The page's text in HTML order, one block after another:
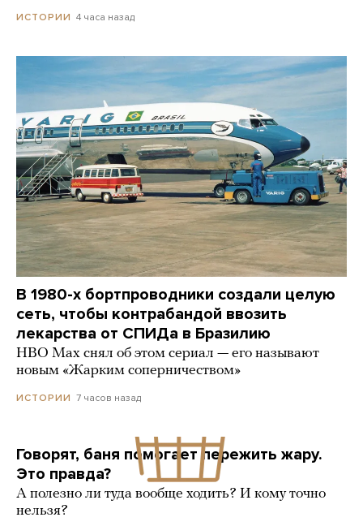
ИСТОРИИ 4 часа назад
В 1980-х бортпроводники создали целую
сеть, чтобы контрабандой ввозить
лекарства от СПИДа в Бразилию
HBO Max снял об этом сериал — его называют
новым «Жарким соперничеством»
ИСТОРИИ 7 часов назад
Говорят, баня помогает пережить жару.
Это правда?
А полезно ли туда вообще ходить? И кому точно
нельзя?